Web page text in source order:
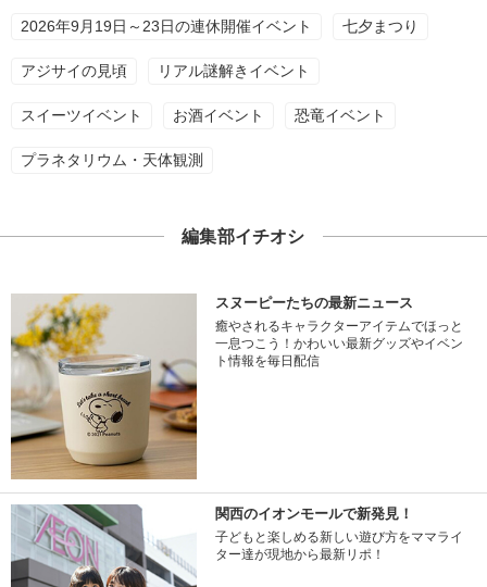
2026年9月19日～23日の連休開催イベント 七夕まつり
アジサイの見頃 リアル謎解きイベント
スイーツイベント お酒イベント 恐竜イベント
プラネタリウム・天体観測
編集部イチオシ
スヌーピーたちの最新ニュース
癒やされるキャラクターアイテムでほっと
一息つこう！かわいい最新グッズやイベン
ト情報を毎日配信
関西のイオンモールで新発見！
子どもと楽しめる新しい遊び方をママライ
ター達が現地から最新リポ！